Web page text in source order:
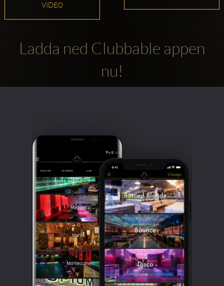
VIDEO
Ladda ned Clubbable appen
nu!